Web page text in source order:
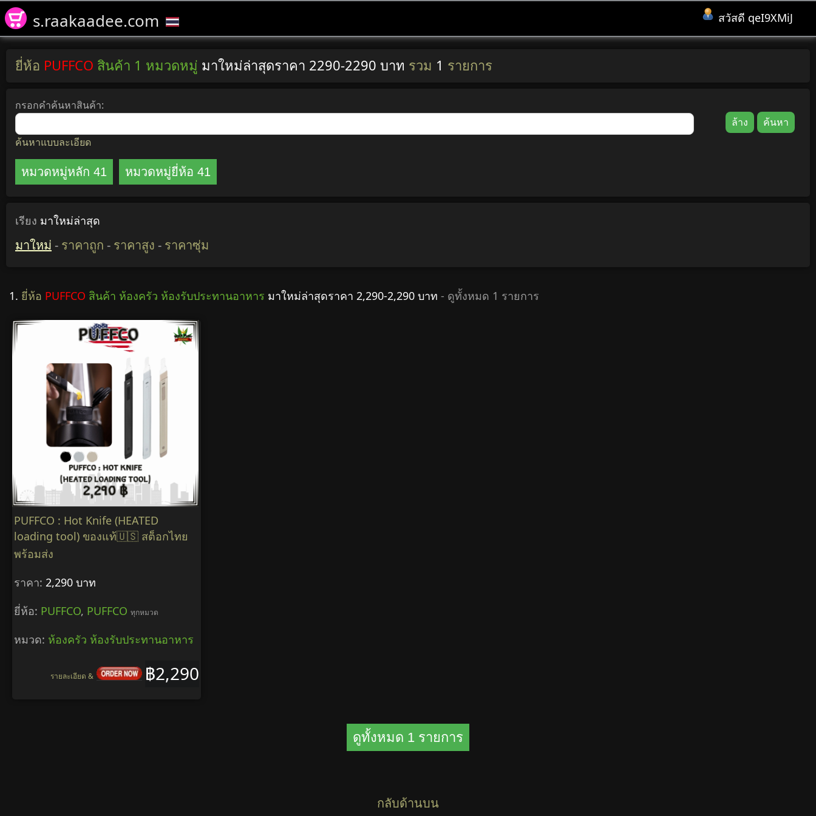
s.raakaadee.com สวัสดี qeI9XMiJ
ยี่ห้อ PUFFCO สินค้า 1 หมวดหมู่ มาใหม่ล่าสุดราคา 2290-2290 บาท รวม 1 รายการ
กรอกคำค้นหาสินค้า:
ค้นหาแบบละเอียด
หมวดหมู่หลัก 41 หมวดหมู่ยี่ห้อ 41
เรียง มาใหม่ล่าสุด
มาใหม่ - ราคาถูก - ราคาสูง - ราคาซุ่ม
1. ยี่ห้อ PUFFCO สินค้า ห้องครัว ห้องรับประทานอาหาร มาใหม่ล่าสุดราคา 2,290-2,290 บาท - ดูทั้งหมด 1 รายการ
PUFFCO : Hot Knife (HEATED
loading tool) ของแท้🇺🇸 สต็อกไทย
พร้อมส่ง
ราคา: 2,290 บาท
ยี่ห้อ: PUFFCO, PUFFCO ทุกหมวด
หมวด: ห้องครัว ห้องรับประทานอาหาร
฿2,290
รายละเอียด &
ดูทั้งหมด 1 รายการ
กลับด้านบน